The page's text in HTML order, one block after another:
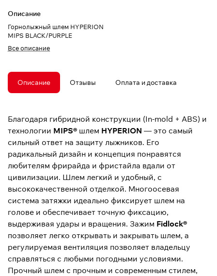
Описание
Горнолыжный шлем HYPERION
MIPS BLACK/PURPLE
Все описание
Описание Отзывы Оплата и доставка
Благодаря гибридной конструкции (In-mold + ABS) и
технологии MIPS® шлем HYPERION — это самый
сильный ответ на защиту лыжников. Его
радикальный дизайн и концепция понравятся
любителям фрирайда и фристайла вдали от
цивилизации. Шлем легкий и удобный, с
высококачественной отделкой. Многоосевая
система затяжки идеально фиксирует шлем на
голове и обеспечивает точную фиксацию,
выдерживая удары и вращения. Зажим Fidlock®
позволяет легко открывать и закрывать шлем, а
регулируемая вентиляция позволяет владельцу
справляться с любыми погодными условиями.
Прочный шлем с прочным и современным стилем,